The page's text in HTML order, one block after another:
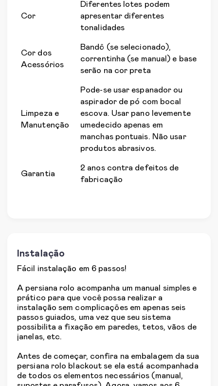
Cor
Diferentes lotes podem
apresentar diferentes
tonalidades
Cor dos
Acessórios
Bandô (se selecionado),
correntinha (se manual) e base
serão na cor preta
Limpeza e
Manutenção
Pode-se usar espanador ou
aspirador de pó com bocal
escova. Usar pano levemente
umedecido apenas em
manchas pontuais. Não usar
produtos abrasivos.
Garantia
2 anos contra defeitos de
fabricação
Instalação
Fácil instalação em 6 passos!
A persiana rolo acompanha um manual simples e
prático para que você possa realizar a
instalação sem complicações em apenas seis
passos guiados, uma vez que seu sistema
possibilita a fixação em paredes, tetos, vãos de
janelas, etc.
Antes de começar, confira na embalagem da sua
persiana rolo blackout se ela está acompanhada
de todos os elementos necessários (manual,